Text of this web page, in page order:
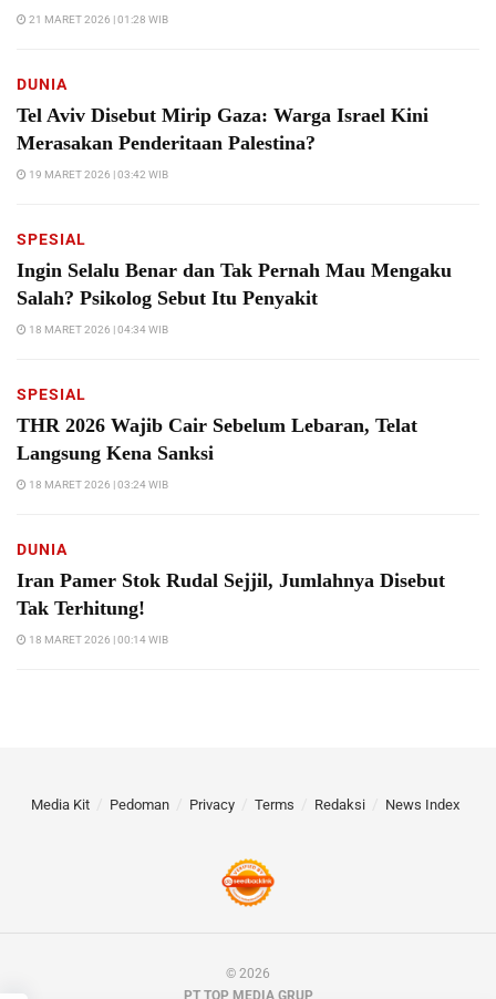
21 MARET 2026 | 01:28 WIB
DUNIA
Tel Aviv Disebut Mirip Gaza: Warga Israel Kini
Merasakan Penderitaan Palestina?
19 MARET 2026 | 03:42 WIB
SPESIAL
Ingin Selalu Benar dan Tak Pernah Mau Mengaku
Salah? Psikolog Sebut Itu Penyakit
18 MARET 2026 | 04:34 WIB
SPESIAL
THR 2026 Wajib Cair Sebelum Lebaran, Telat
Langsung Kena Sanksi
18 MARET 2026 | 03:24 WIB
DUNIA
Iran Pamer Stok Rudal Sejjil, Jumlahnya Disebut
Tak Terhitung!
18 MARET 2026 | 00:14 WIB
Media Kit Pedoman Privacy Terms Redaksi News Index
© 2026
PT TOP MEDIA GRUP